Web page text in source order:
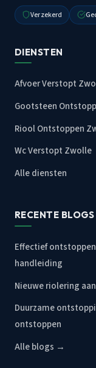
Verzekerd
DIENSTEN
Afvoer Verstopt
Gootsteen
Riool Ontstoppen
Wc Verstopt Zwolle
Alle diensten
RECENTE BLOGS
Effectief
handleiding
Nieuwe riolering
Duurzame
ontstoppen
Alle blogs →